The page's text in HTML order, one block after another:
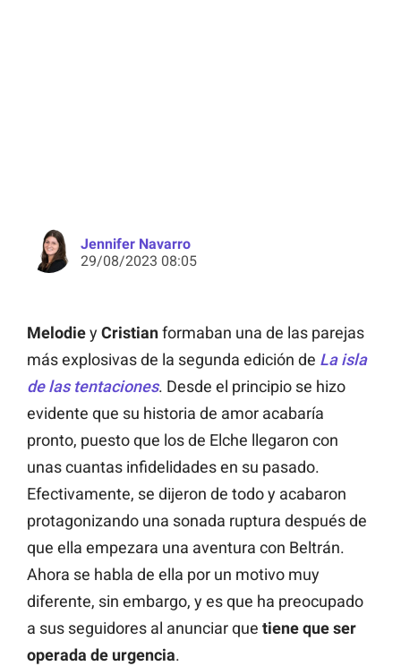
Jennifer Navarro
29/08/2023 08:05
Melodiey Cristianformaban una de las parejas
más explosivas de la segunda edición de La isla
de las tentaciones. Desde el principio se hizo
evidente que su historia de amor acabaría
pronto, puesto que los de Elche llegaron con
unas cuantas infidelidades en su pasado.
Efectivamente, se dijeron de todo y acabaron
protagonizando una sonada ruptura después de
que ella empezara una aventura con Beltrán.
Ahora se habla de ella por un motivo muy
diferente, sin embargo, y es que ha preocupado
a sus seguidores al anunciar que tiene que ser
operada de urgencia.